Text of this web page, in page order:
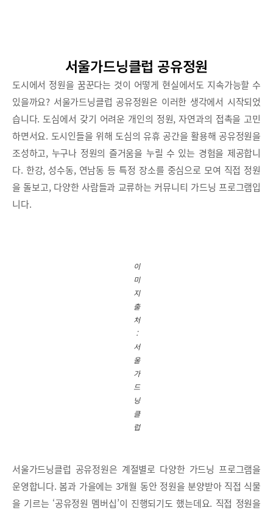
서울가드닝클럽 공유정원
도시에서 정원을 꿈꾼다는 것이 어떻게 현실에서도 지속가능할 수
있을까요? 서울가드닝클럽 공유정원은 이러한 생각에서 시작되었
습니다. 도심에서 갖기 어려운 개인의 정원, 자연과의 접촉을 고민
하면서요. 도시인들을 위해 도심의 유휴 공간을 활용해 공유정원을
조성하고, 누구나 정원의 즐거움을 누릴 수 있는 경험을 제공합니
다. 한강, 성수동, 연남동 등 특정 장소를 중심으로 모여 직접 정원
을 돌보고, 다양한 사람들과 교류하는 커뮤니티 가드닝 프로그램입
니다.
이
미
지
출
처
:
서
울
가
드
닝
클
럽
서울가드닝클럽 공유정원은 계절별로 다양한 가드닝 프로그램을
운영합니다. 봄과 가을에는 3개월 동안 정원을 분양받아 직접 식물
을 기르는 ‘공유정원 멤버십’이 진행되기도 했는데요. 직접 정원을